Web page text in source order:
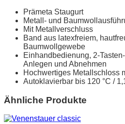
Prämeta Staugurt
Metall- und
Mit Metallverschluss
Band aus latexfreiem,
Baumwollgewebe
Einhandbedienung, 2-
Anlegen und Abnehmen
Hochwertiges Metallschloss
Autoklavierbar bis 120 °C /
Ähnliche Produkte